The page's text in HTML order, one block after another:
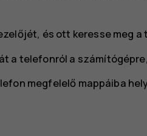
és ott keresse meg a
a telefonról a
megfelelő mappáiba